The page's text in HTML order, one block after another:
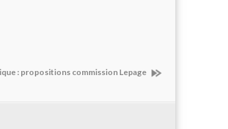
: propositions commission Lepage